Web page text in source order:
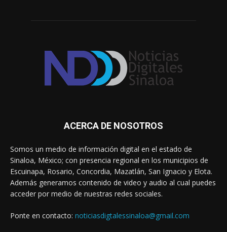
ACERCA DE NOSOTROS
Somos un medio de información digital en el estado de
Sinaloa, México; con presencia regional en los municipios de
Escuinapa, Rosario, Concordia, Mazatlán, San Ignacio y Elota.
Además generamos contenido de video y audio al cual puedes
acceder por medio de nuestras redes sociales.
Ponte en contacto: noticiasdigtalessinaloa@gmail.com